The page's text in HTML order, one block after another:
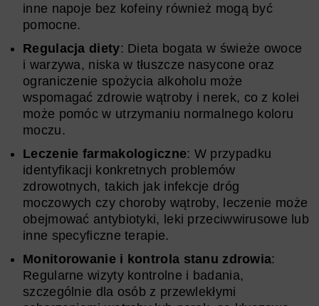
inne napoje bez kofeiny również mogą być
pomocne.
Regulacja diety: Dieta bogata w świeże owoce
i warzywa, niska w tłuszcze nasycone oraz
ograniczenie spożycia alkoholu może
wspomagać zdrowie wątroby i nerek, co z kolei
może pomóc w utrzymaniu normalnego koloru
moczu.
Leczenie farmakologiczne: W przypadku
identyfikacji konkretnych problemów
zdrowotnych, takich jak infekcje dróg
moczowych czy choroby wątroby, leczenie może
obejmować antybiotyki, leki przeciwwirusowe lub
inne specyficzne terapie.
Monitorowanie i kontrola stanu zdrowia:
Regularne wizyty kontrolne i badania,
szczególnie dla osób z przewlekłymi